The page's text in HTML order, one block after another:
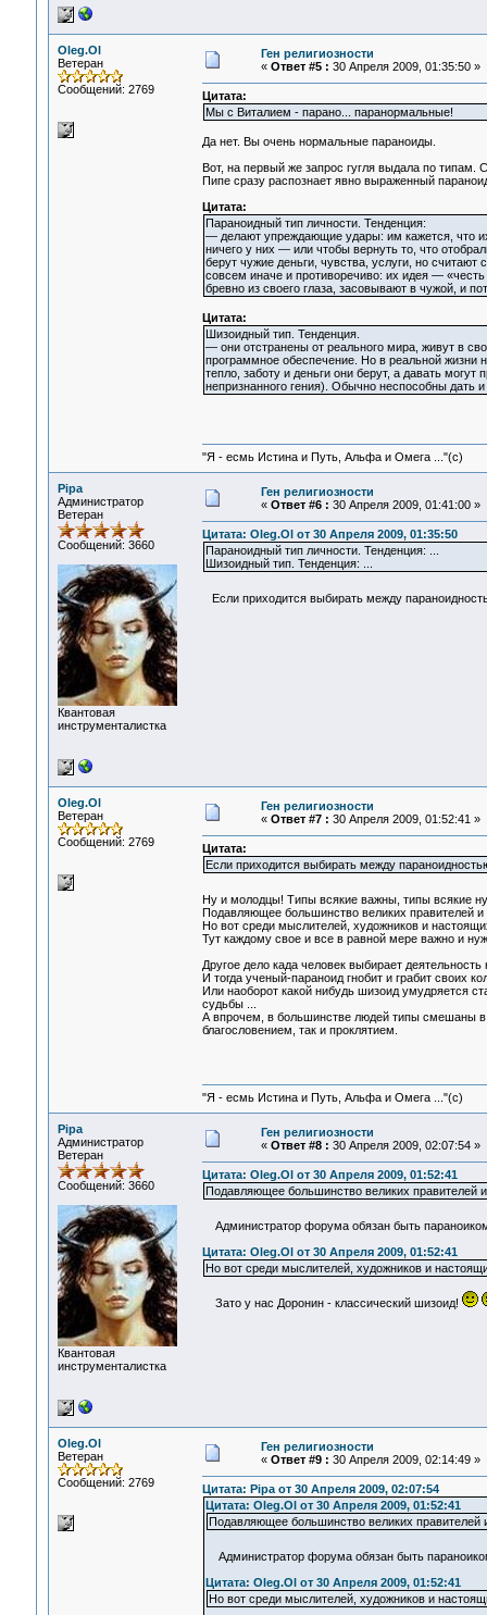
Oleg.Ol
Ветеран
Сообщений: 2769
Ген религиозности
« Ответ #5 : 30 Апреля 2009, 01:35:50 »
Цитата:
Мы с Виталием - парано... паранормальные!
Да нет. Вы очень нормальные параноиды.
Вот, на первый же запрос гугля выдала по
Пипе сразу распознает явно выраженный
Цитата:
Параноидный тип личности. Тенденция:
— делают упреждающие удары: им кажется, что
ничего у них — или чтобы вернуть то, что
берут чужие деньги, чувства, услуги, но
совсем иначе и противоречиво: их идея —
бревно из своего глаза, засовывают в чужой, и
Цитата:
Шизоидный тип. Тенденция.
— они отстранены от реального мира, живут в
программное обеспечение. Но в реальной жизни
тепло, заботу и деньги они берут, а давать
непризнанного гения). Обычно неспособны дать
"Я - есмь Истина и Путь, Альфа и Омега ..."(с)
Pipa
Администратор
Ветеран
Сообщений: 3660
Квантовая
инструменталистка
Ген религиозности
« Ответ #6 : 30 Апреля 2009, 01:41:00 »
Цитата: Oleg.Ol от 30 Апреля 2009, 01:35:50
Параноидный тип личности. Тенденция: ...
Шизоидный тип. Тенденция: ...
Если приходится выбирать между
Oleg.Ol
Ветеран
Сообщений: 2769
Ген религиозности
« Ответ #7 : 30 Апреля 2009, 01:52:41 »
Цитата:
Если приходится выбирать между
Ну и молодцы! Типы всякие важны, типы всякие
Подавляющее большинство великих правителей
Но вот среди мыслителей, художников и
Тут каждому свое и все в равной мере важно и
Другое дело када человек выбирает
И тогда ученый-параноид гнобит и грабит своих
Или наоборот какой нибудь шизоид умудряется
судьбы ...
А впрочем, в большинстве людей типы смешаны в
благословением, так и проклятием.
"Я - есмь Истина и Путь, Альфа и Омега ..."(с)
Pipa
Администратор
Ветеран
Сообщений: 3660
Квантовая
инструменталистка
Ген религиозности
« Ответ #8 : 30 Апреля 2009, 02:07:54 »
Цитата: Oleg.Ol от 30 Апреля 2009, 01:52:41
Подавляющее большинство великих правителей
Администратор форума обязан быть
Цитата: Oleg.Ol от 30 Апреля 2009, 01:52:41
Но вот среди мыслителей, художников и
Зато у нас Доронин - классический шизоид!
Oleg.Ol
Ветеран
Сообщений: 2769
Ген религиозности
« Ответ #9 : 30 Апреля 2009, 02:14:49 »
Цитата: Pipa от 30 Апреля 2009, 02:07:54
Цитата: Oleg.Ol от 30 Апреля 2009, 01:52:41
Подавляющее большинство великих
Администратор форума обязан быть
Цитата: Oleg.Ol от 30 Апреля 2009, 01:52:41
Но вот среди мыслителей, художников и